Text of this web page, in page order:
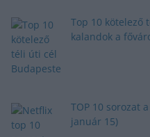
Top 10 kötelező
kalandok a
TOP 10 sorozat
január 15)